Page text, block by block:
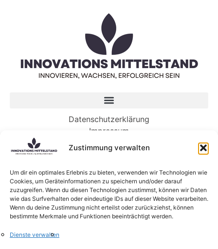
Zustimmung verwalten
Um dir ein optimales Erlebnis zu bieten, verwenden wir Technologien wie
Cookies, um Geräteinformationen zu speichern und/oder darauf
zuzugreifen. Wenn du diesen Technologien zustimmst, können wir Daten
wie das Surfverhalten oder eindeutige IDs auf dieser Website verarbeiten.
Wenn du deine Zustimmung nicht erteilst oder zurückziehst, können
bestimmte Merkmale und Funktionen beeinträchtigt werden.
Dienste verwalten
Datenschutzerklärung
Impressum
Neueste Beiträge
Es ist an der Zeit, dass Ihr Unternehmen in KI
investiert. So geht’s.
Die KI-gesteuerte Zukunft der Arbeit benötigt
Menschen mehr denn je
5 Wege, wie Genossenschaften die Zukunft von
KI-Sprachmodelle: Was sind eigentlich Large